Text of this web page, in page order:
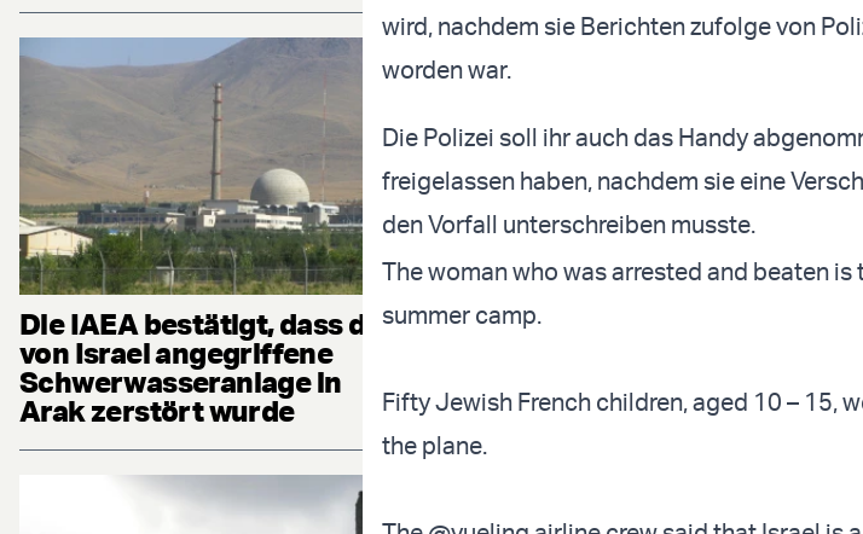
Die IAEA bestätigt, dass die
von Israel angegriffene
Schwerwasseranlage in
Arak zerstört wurde
wird, nachdem sie Berichten zufolge von
worden war.
Die Polizei soll ihr auch das Handy
freigelassen haben, nachdem sie eine
den Vorfall unterschreiben musste.
The woman who was arrested and beaten
summer camp.
Fifty Jewish French children, aged 10 – 15,
the plane.